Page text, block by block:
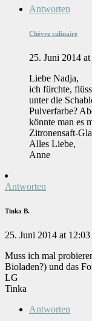
Antworten
Chèvre culinaire
25. Juni 2014
Liebe Nadja,
ich fürchte,
unter die
Pulverfarbe?
könnte man es
Zitronensaft-
Alles Liebe,
Anne
Antworten
Tinka B.
25. Juni 2014 at 12:03
Muss ich mal
Bioladen?) und das
LG
Tinka
Antworten